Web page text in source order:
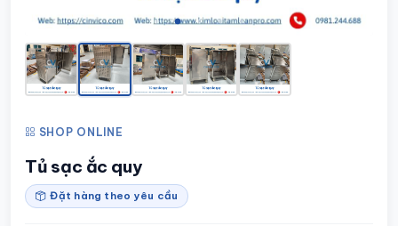
SHOP ONLINE
Tủ sạc ắc quy
Đặt hàng theo yêu cầu